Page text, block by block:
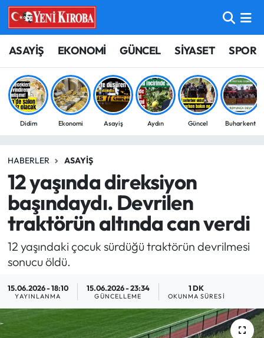
ASAYİŞ EKONOMİ GÜNCEL SİYASET SPOR
Didim Ekonomi Asayiş Aydın Güncel Buharkent
HABERLER ASAYIŞ
12 yaşında direksiyon
başındaydı. Devrilen
traktörün altında can verdi
12 yaşındaki çocuk sürdüğü traktörün devrilmesi
sonucu öldü.
15.06.2026 - 18:10
YAYINLANMA
15.06.2026 - 23:34
GÜNCELLEME
1 DK
OKUNMA SÜRESI
ASAYİŞ
BİLİM-TEKNOLOJİ
ÇEVRE
EĞİTİM
EKONOMİ
GÜNCEL
GÜNDEM
MAGAZİN
SAĞLIK
Aydın Nöbetçi Eczaneler
Aydın Hava Durumu
Aydin Namaz Vakitleri
Süper Lig Puan Durumu ve Fikstür
Tüm Manşetler
Son Dakika Haberleri
Haber Arşivi